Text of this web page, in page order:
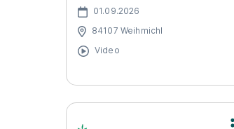
01.09.2026
84107 Weihmichl
Video